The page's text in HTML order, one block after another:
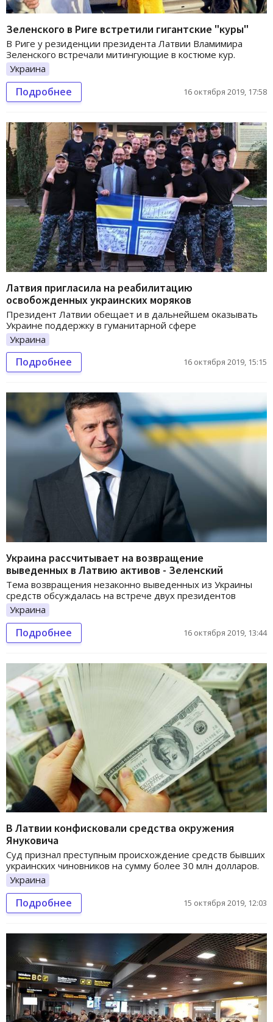
Зеленского в Риге встретили гигантские "куры"
В Риге у резиденции президента Латвии Вламимира
Зеленского встречали митингующие в костюме кур.
Украина
Подробнее 16 октября 2019, 17:58
Латвия пригласила на реабилитацию
освобожденных украинских моряков
Президент Латвии обещает и в дальнейшем оказывать
Украине поддержку в гуманитарной сфере
Украина
Подробнее 16 октября 2019, 15:15
Украина рассчитывает на возвращение
выведенных в Латвию активов - Зеленский
Тема возвращения незаконно выведенных из Украины
средств обсуждалась на встрече двух президентов
Украина
Подробнее 16 октября 2019, 13:44
В Латвии конфисковали средства окружения
Януковича
Суд признал преступным происхождение средств бывших
украинских чиновников на сумму более 30 млн долларов.
Украина
Подробнее 15 октября 2019, 12:03